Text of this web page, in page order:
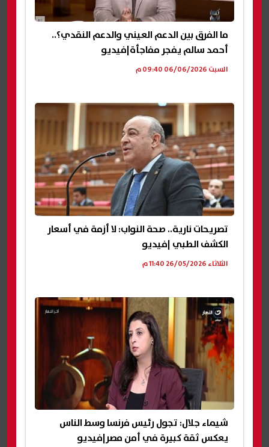
ما الفرق بين الدعم العيني والدعم النقدي؟..
أحمد سالم يفجر مفاجأة|فيديو
السبت 06/06/2026 09:40 م
تصريحات نارية.. صحة النواب: لا أزمة في أسعار
الكشف الطبي |فيديو
الثلاثاء 26/05/2026 11:40 م
شيماء جلال: تجول رئيس فرنسا وسط الناس
يعكس ثقة كبيرة في أمن مصر|فيديو